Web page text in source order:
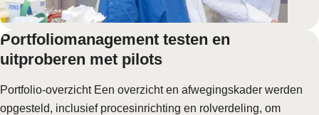
Portfoliomanagement testen en
uitproberen met pilots
Portfolio-overzicht Een overzicht en afwegingskader werden
opgesteld, inclusief procesinrichting en rolverdeling, om